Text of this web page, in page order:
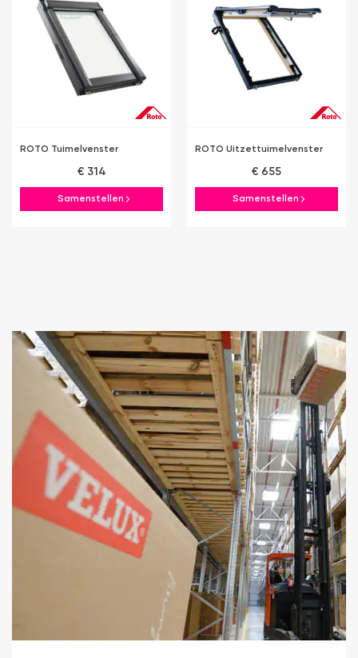
ROTO Tuimelvenster
€ 314
Samenstellen
ROTO Uitzettuimelvenster
€ 655
Samenstellen